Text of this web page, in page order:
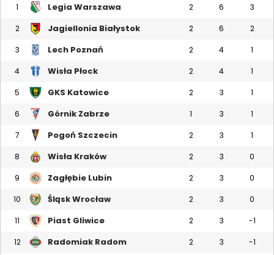
1 Legia Warszawa 2 6 3
2 Jagiellonia Białystok 2 6 2
3 Lech Poznań 2 4 1
4 Wisła Płock 2 4 1
5 GKS Katowice 2 3 1
6 Górnik Zabrze 1 3 1
7 Pogoń Szczecin 2 3 1
8 Wisła Kraków 2 3 0
9 Zagłębie Lubin 2 3 0
10 Śląsk Wrocław 2 3 0
11 Piast Gliwice 2 3 -1
12 Radomiak Radom 2 3 -1